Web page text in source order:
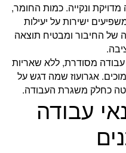
ונקייה. כמות החומר,
ישירות על יעילות
של החיבור ומבטיח תוצאה
מסודרת, ללא שאריות
אגרועוז שמה דגש על
כחלק משגרת העבודה.
עבודה